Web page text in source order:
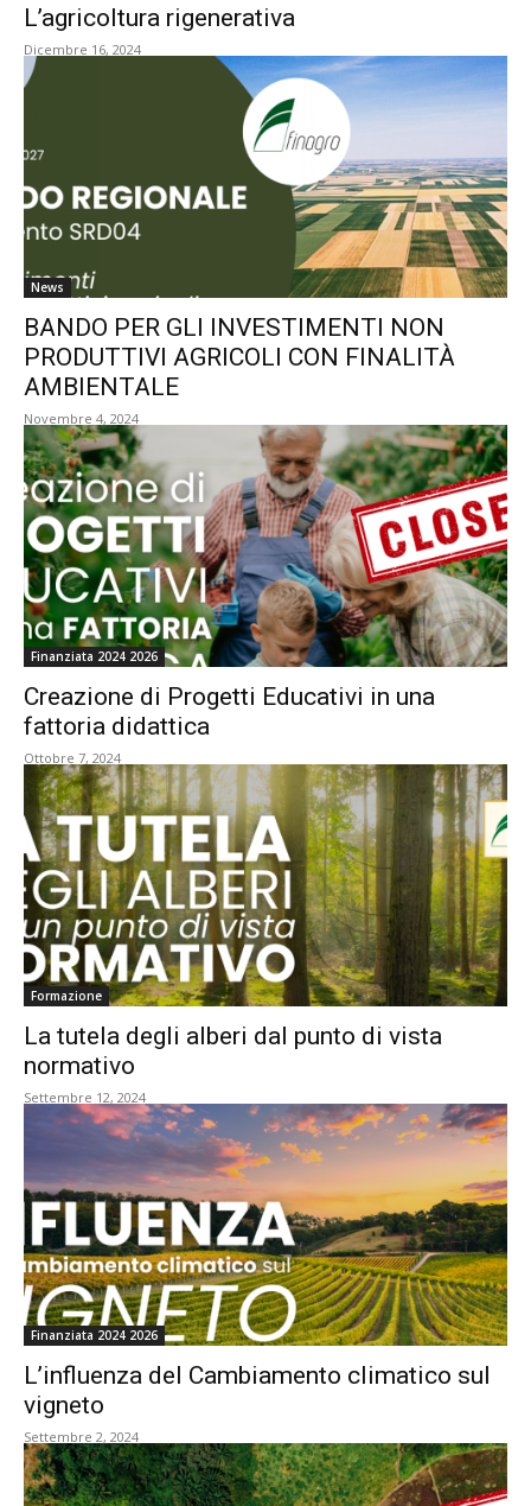
L’agricoltura rigenerativa
Dicembre 16, 2024
News
BANDO PER GLI INVESTIMENTI NON
PRODUTTIVI AGRICOLI CON FINALITÀ
AMBIENTALE
Novembre 4, 2024
Finanziata 2024 2026
Creazione di Progetti Educativi in una
fattoria didattica
Ottobre 7, 2024
Formazione
La tutela degli alberi dal punto di vista
normativo
Settembre 12, 2024
Finanziata 2024 2026
L’influenza del Cambiamento climatico sul
vigneto
Settembre 2, 2024